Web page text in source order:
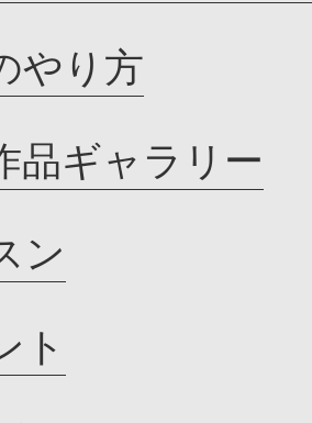
やり方
品ギャラリー
ン
ト